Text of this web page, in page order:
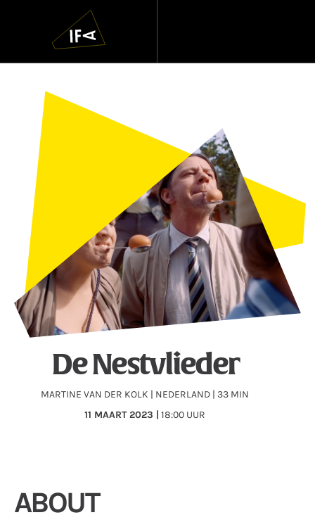
Navigatie
overslaan
De Nestvlieder
MARTINE VAN DER KOLK | NEDERLAND | 33 MIN
11 MAART 2023 | 18:00 UUR
ABOUT